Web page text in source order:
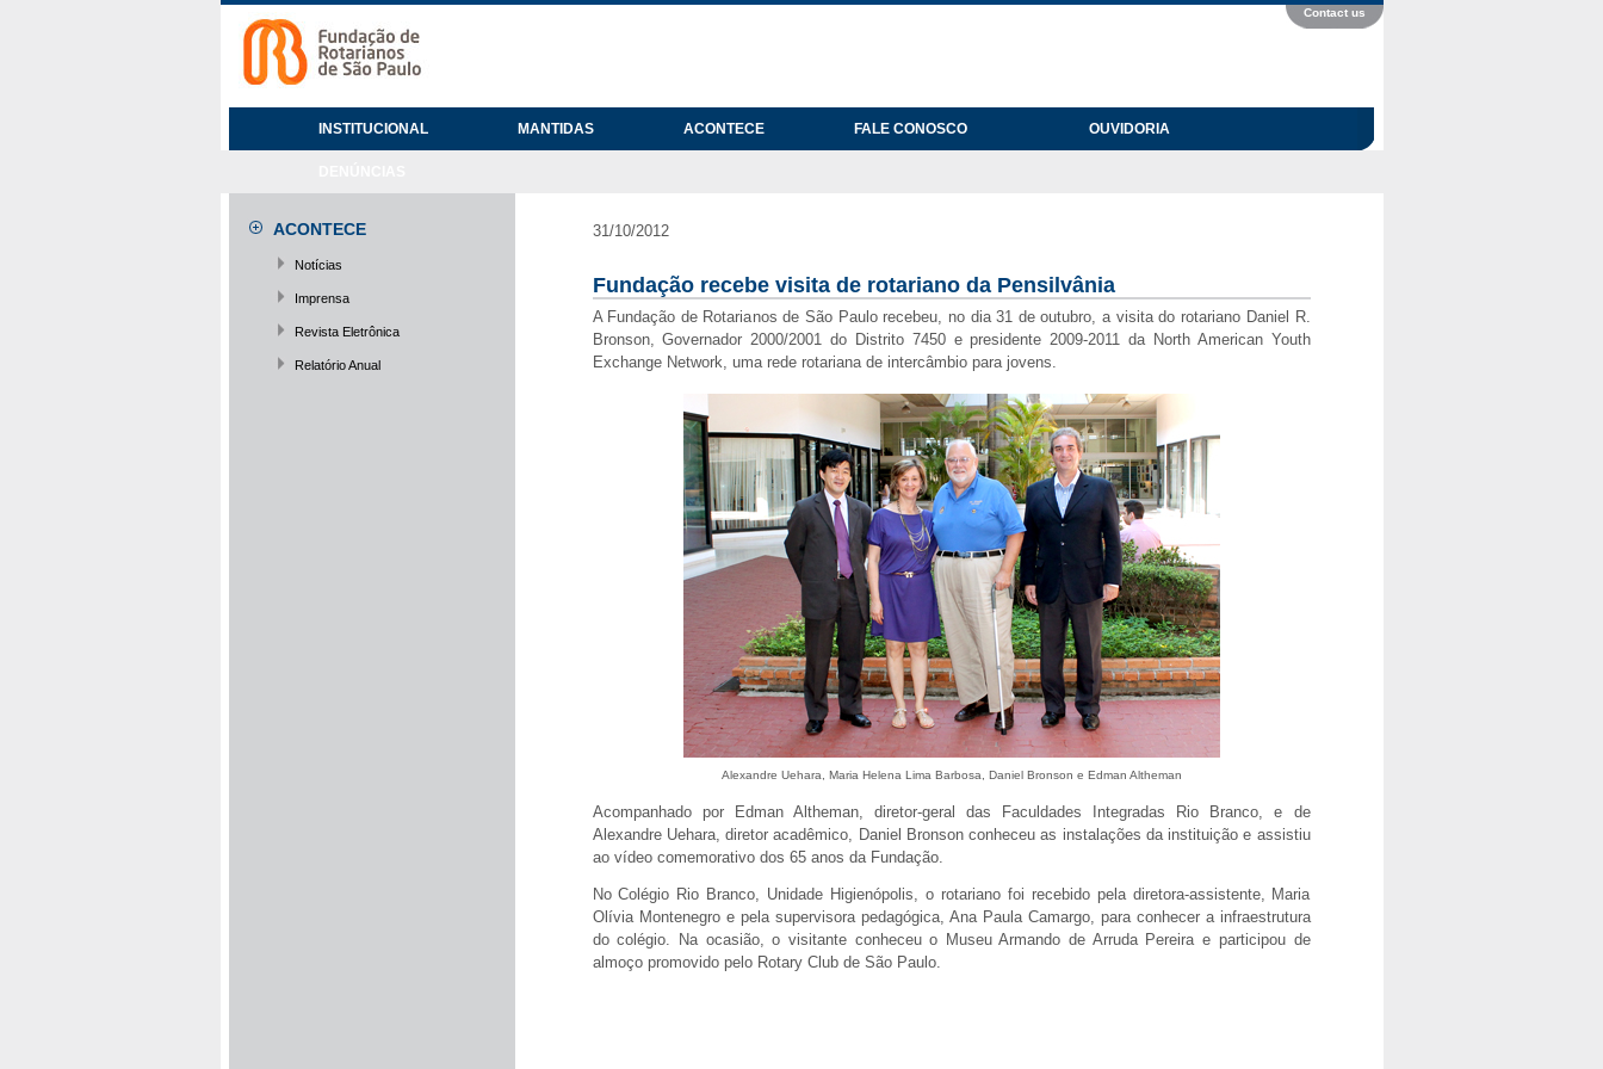
Contact us
INSTITUCIONAL MANTIDAS ACONTECE FALE CONOSCO OUVIDORIA
ACONTECE
Notícias
Imprensa
Revista Eletrônica
Relatório Anual
31/10/2012
Fundação recebe visita de rotariano da Pensilvânia
A Fundação de Rotarianos de São Paulo recebeu, no dia 31 de outubro, a visita do rotariano Daniel R.
Bronson, Governador 2000/2001 do Distrito 7450 e presidente 2009-2011 da North American Youth
Exchange Network, uma rede rotariana de intercâmbio para jovens.
Alexandre Uehara, Maria Helena Lima Barbosa, Daniel Bronson e Edman Altheman
Acompanhado por Edman Altheman, diretor-geral das Faculdades Integradas Rio Branco, e de
Alexandre Uehara, diretor acadêmico, Daniel Bronson conheceu as instalações da instituição e assistiu
ao vídeo comemorativo dos 65 anos da Fundação.
No Colégio Rio Branco, Unidade Higienópolis, o rotariano foi recebido pela diretora-assistente, Maria
Olívia Montenegro e pela supervisora pedagógica, Ana Paula Camargo, para conhecer a infraestrutura
do colégio. Na ocasião, o visitante conheceu o Museu Armando de Arruda Pereira e participou de
almoço promovido pelo Rotary Club de São Paulo.